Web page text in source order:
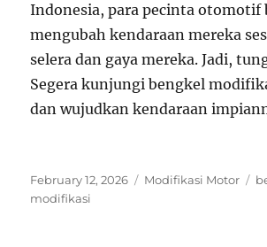
Indonesia, para pecinta otomotif
mengubah kendaraan mereka
selera dan gaya mereka. Jadi,
Segera kunjungi bengkel
dan wujudkan kendaraan
Posted
on
February 12, 2026 Categories
Modifikasi Motor
modifikasi